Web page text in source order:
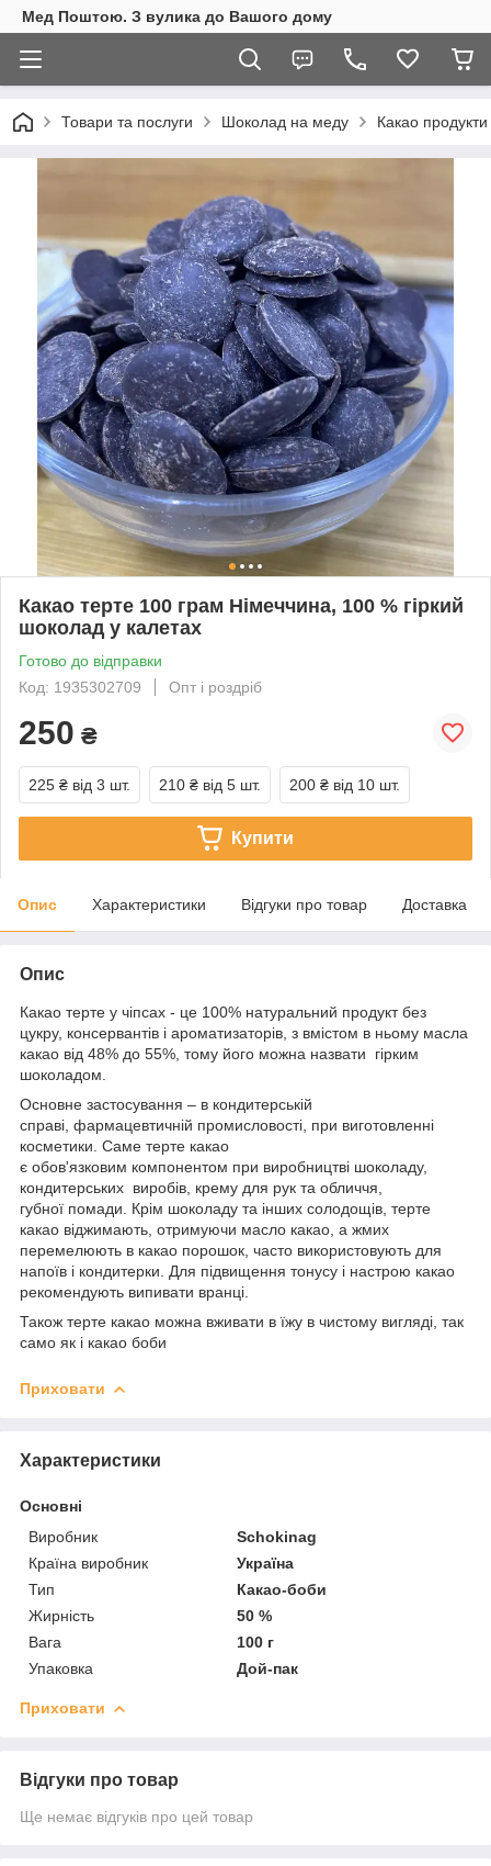
Мед Поштою. З вулика до Вашого дому
Товари та послуги Шоколад на меду Какао
Какао терте 100 грам Німеччина, 100 % гіркий
шоколад у калетах
Готово до відправки
Код: 1935302709
Опт і роздріб
250 ₴
225 ₴ від 3 шт. 210 ₴ від 5 шт. 200 ₴ від 10 шт.
Купити
Опис Характеристики Відгуки про товар Доставка
Опис
Какао терте у чіпсах - це 100% натуральний продукт без
цукру, консервантів і ароматизаторів, з вмістом в ньому масла
какао від 48% до 55%, тому його можна назвати гірким
шоколадом.
Основне застосування – в кондитерській
справі, фармацевтичній промисловості, при виготовленні
косметики. Саме терте какао
є обов'язковим компонентом при виробництві шоколаду,
кондитерських виробів, крему для рук та обличчя,
губної помади. Крім шоколаду та інших солодощів, терте
какао віджимають, отримуючи масло какао, а жмих
перемелюють в какао порошок, часто використовують для
напоїв і кондитерки. Для підвищення тонусу і настрою какао
рекомендують випивати вранці.
Також терте какао можна вживати в їжу в чистому вигляді, так
само як і какао боби
Приховати
Характеристики
Основні
Виробник
Schokinag
Країна виробник
Україна
Тип
Какао-боби
Жирність
50 %
Вага
100 г
Упаковка
Дой-пак
Приховати
Відгуки про товар
Ще немає відгуків про цей товар